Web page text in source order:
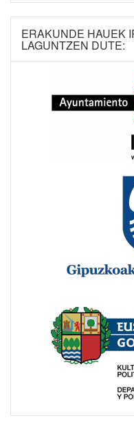
ERAKUNDE HAUEK
LAGUNTZEN DUTE: